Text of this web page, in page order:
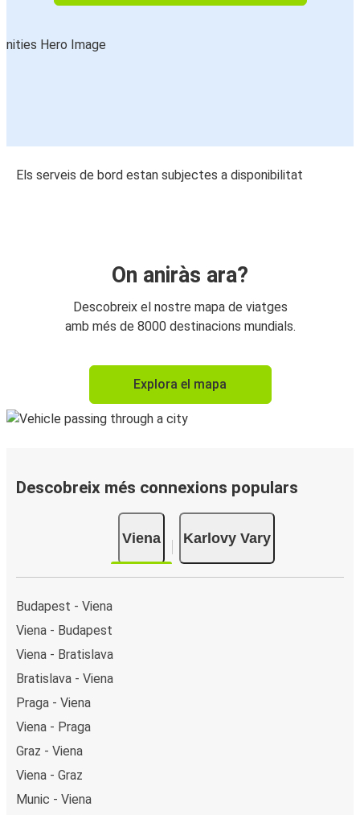
Els serveis de bord estan subjectes a disponibilitat
On aniràs ara?
Descobreix el nostre mapa de viatges
amb més de 8000 destinacions mundials.
Explora el mapa
Descobreix més connexions populars
Viena Karlovy Vary
Budapest - Viena
Viena - Budapest
Viena - Bratislava
Bratislava - Viena
Praga - Viena
Viena - Praga
Graz - Viena
Viena - Graz
Munic - Viena